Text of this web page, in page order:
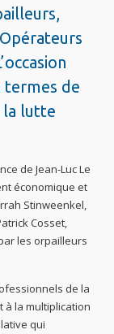
termes de
la lutte
de Jean-Luc Le
économique et
Stinweenkel,
Cosset,
les orpailleurs
de la
à la multiplication
qui